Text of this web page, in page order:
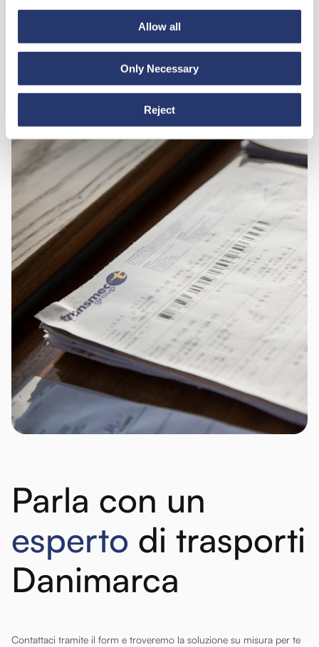
Allow all
Only Necessary
Reject
Soluzioni just in time ad elevata flessibilità
Parla con un
esperto di trasporti
Danimarca
Contattaci tramite il form e troveremo la soluzione su misura per te